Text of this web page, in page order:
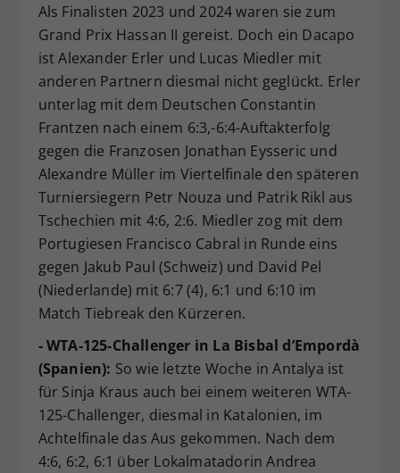
Als Finalisten 2023 und 2024 waren sie zum
Grand Prix Hassan II gereist. Doch ein Dacapo
ist Alexander Erler und Lucas Miedler mit
anderen Partnern diesmal nicht geglückt. Erler
unterlag mit dem Deutschen Constantin
Frantzen nach einem 6:3,-6:4-Auftakterfolg
gegen die Franzosen Jonathan Eysseric und
Alexandre Müller im Viertelfinale den späteren
Turniersiegern Petr Nouza und Patrik Rikl aus
Tschechien mit 4:6, 2:6. Miedler zog mit dem
Portugiesen Francisco Cabral in Runde eins
gegen Jakub Paul (Schweiz) und David Pel
(Niederlande) mit 6:7 (4), 6:1 und 6:10 im
Match Tiebreak den Kürzeren.
- WTA-125-Challenger in La Bisbal d’Empordà
(Spanien): So wie letzte Woche in Antalya ist
für Sinja Kraus auch bei einem weiteren WTA-
125-Challenger, diesmal in Katalonien, im
Achtelfinale das Aus gekommen. Nach dem
4:6, 6:2, 6:1 über Lokalmatadorin Andrea